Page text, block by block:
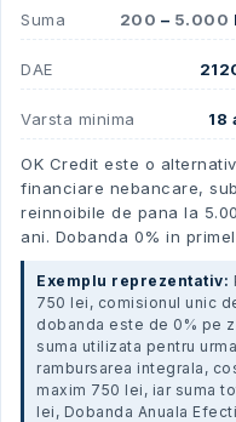
Suma 200 – 5.000
DAE
Varsta minima 18
OK Credit este o
financiare nebancare,
reinnoibile de pana la
ani. Dobanda 0% in
Exemplu reprezentativ:
750 lei, comisionul unic
dobanda este de 0% pe
suma utilizata pentru
rambursarea integrala,
maxim 750 lei, iar suma
lei, Dobanda Anuala